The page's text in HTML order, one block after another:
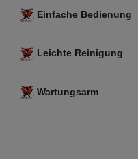
Einfache Bedienung
Leichte Reinigung
Wartungsarm